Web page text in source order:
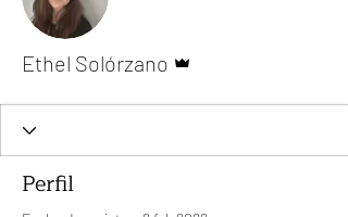
Ethel Solórzano
Perfil